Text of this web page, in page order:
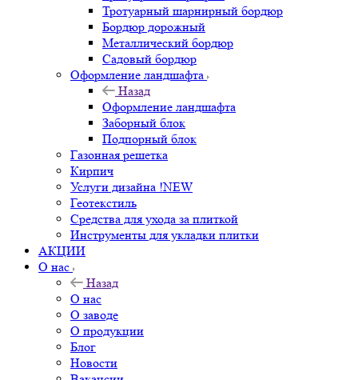
Тротуарный шарнирный бордюр
Бордюр дорожный
Металлический бордюр
Садовый бордюр
Оформление ландшафта
Назад
Оформление ландшафта
Заборный блок
Подпорный блок
Газонная решетка
Кирпич
Услуги дизайна !NEW
Геотекстиль
Средства для ухода за плиткой
Инструменты для укладки плитки
АКЦИИ
О нас
Назад
О нас
О заводе
О продукции
Блог
Новости